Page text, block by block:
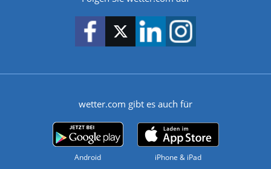
wetter.com gibt es auch für
Android iPhone & iPad